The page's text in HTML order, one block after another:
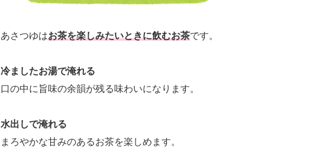
あさつゆはお茶を楽しみたいときに飲むお茶です。
冷ましたお湯で淹れる
口の中に旨味の余韻が残る味わいになります。
水出しで淹れる
まろやかな甘みのあるお茶を楽しめます。